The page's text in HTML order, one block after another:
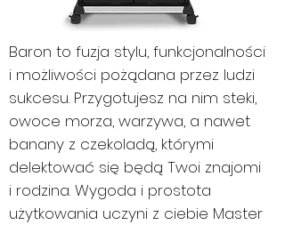
Baron to fuzja stylu, funkcjonalności
i możliwości pożądana przez ludzi
sukcesu. Przygotujesz na nim steki,
owoce morza, warzywa, a nawet
banany z czekoladą, którymi
delektować się będą Twoi znajomi
i rodzina. Wygoda i prostota
użytkowania uczyni z ciebie Master